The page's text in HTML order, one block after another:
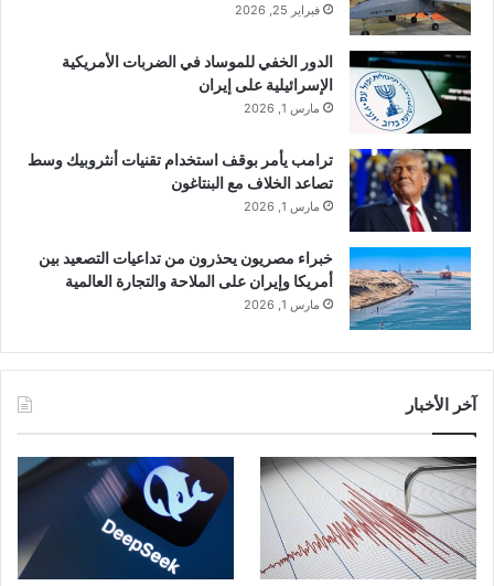
فبراير 25, 2026
الدور الخفي للموساد في الضربات الأمريكية
الإسرائيلية على إيران
مارس 1, 2026
ترامب يأمر بوقف استخدام تقنيات أنثروبيك وسط
تصاعد الخلاف مع البنتاغون
مارس 1, 2026
خبراء مصريون يحذرون من تداعيات التصعيد بين
أمريكا وإيران على الملاحة والتجارة العالمية
مارس 1, 2026
آخر الأخبار